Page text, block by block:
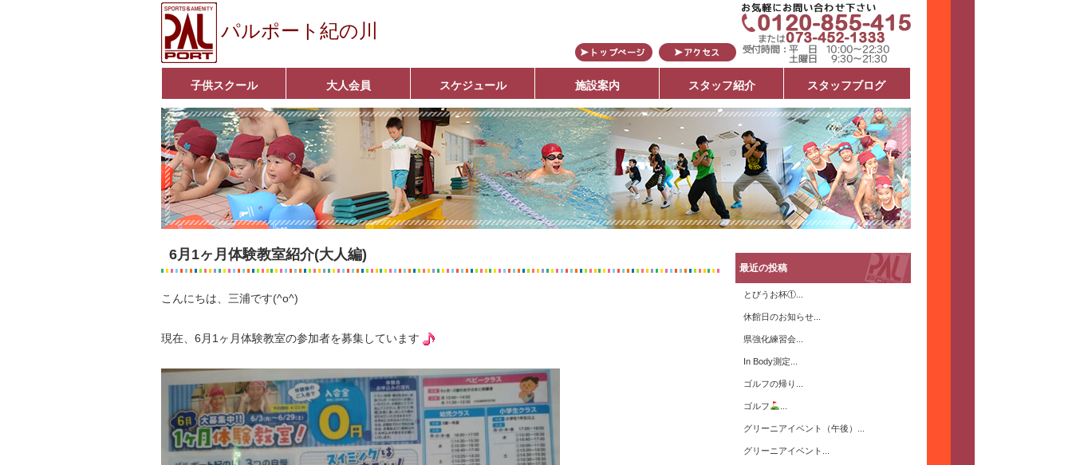
パルポート紀の川
子供スクール
ベビーコース
幼児コース
小学生コース
育成コース
選手コース
キッズパーク(体操教室)
子どもダンス教室
■入会案内■
大人会員
アクア悠々クラブ
いきいきコース
■入会案内■
スケジュール 施設案内 スタッフ紹介 スタッフブログ
6月1ヶ月体験教室紹介(大人編)
こんにちは、三浦です(^o^)
現在、6月1ヶ月体験教室の参加者を募集しています
最近の投稿
とびうお杯①...
休館日のお知らせ...
県強化練習会...
In Body測定...
ゴルフの帰り...
ゴルフ
グリーニアイベント（午後）...
グリーニアイベント...